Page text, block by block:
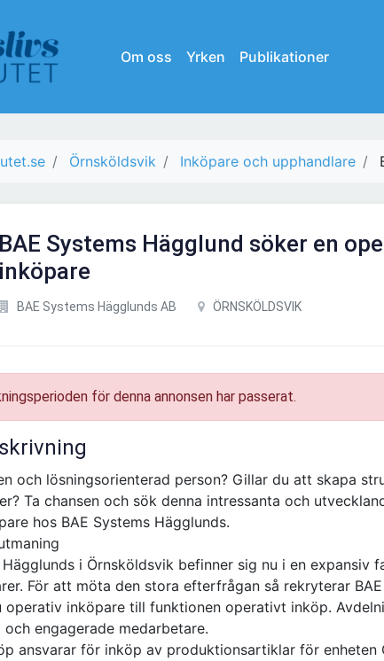
Om oss Yrken Publikationer
Örnsköldsvik Inköpare och upphandlare
BAE Systems Hägglund söker en
inköpare
BAE Systems Hägglunds AB ÖRNSKÖLDSVIK
för denna annonsen har passerat.
och lösningsorienterad person? Gillar du att skapa
Ta chansen och sök denna intressanta och
hos BAE Systems Hägglunds.
Hägglunds i Örnsköldsvik befinner sig nu i en expansiv
För att möta den stora efterfrågan så rekryterar
operativ inköpare till funktionen operativt inköp.
engagerade medarbetare.
ansvarar för inköp av produktionsartiklar för enheten